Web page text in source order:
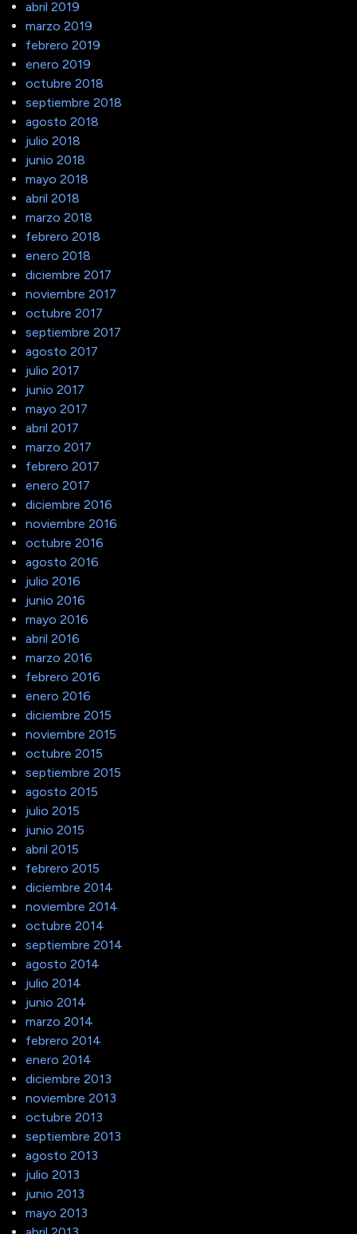
abril 2019
marzo 2019
febrero 2019
enero 2019
octubre 2018
septiembre 2018
agosto 2018
julio 2018
junio 2018
mayo 2018
abril 2018
marzo 2018
febrero 2018
enero 2018
diciembre 2017
noviembre 2017
octubre 2017
septiembre 2017
agosto 2017
julio 2017
junio 2017
mayo 2017
abril 2017
marzo 2017
febrero 2017
enero 2017
diciembre 2016
noviembre 2016
octubre 2016
agosto 2016
julio 2016
junio 2016
mayo 2016
abril 2016
marzo 2016
febrero 2016
enero 2016
diciembre 2015
noviembre 2015
octubre 2015
septiembre 2015
agosto 2015
julio 2015
junio 2015
abril 2015
febrero 2015
diciembre 2014
noviembre 2014
octubre 2014
septiembre 2014
agosto 2014
julio 2014
junio 2014
marzo 2014
febrero 2014
enero 2014
diciembre 2013
noviembre 2013
octubre 2013
septiembre 2013
agosto 2013
julio 2013
junio 2013
mayo 2013